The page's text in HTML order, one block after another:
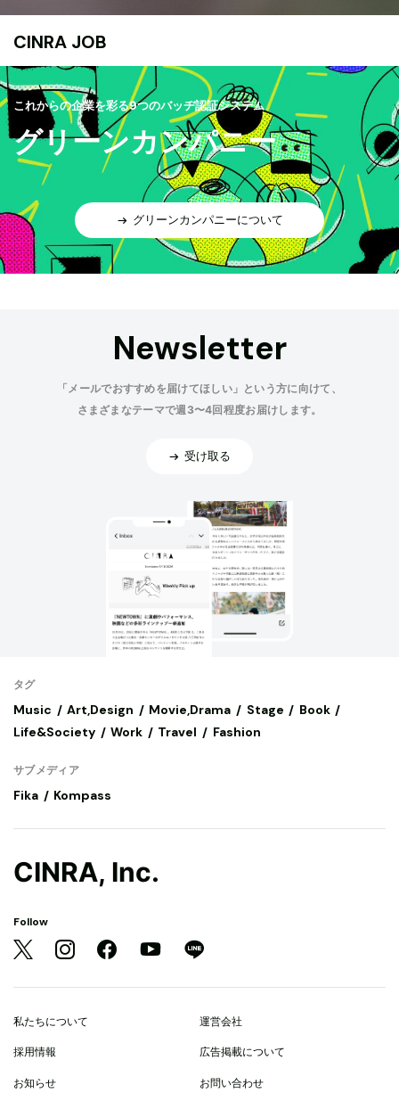
CINRA JOB
これからの企業を彩る9つのバッヂ認証システム
グリーンカンパニー
グリーンカンパニーについて
Newsletter
「メールでおすすめを届けてほしい」という方に向けて、
さまざまなテーマで週3〜4回程度お届けします。
受け取る
タグ
Music Art,Design Movie,Drama Stage
Book
Life&Society
Work Travel Fashion
サブメディア
Fika Kompass
CINRA, Inc.
Follow
私たちについて 運営会社
採用情報 広告掲載について
お知らせ お問い合わせ